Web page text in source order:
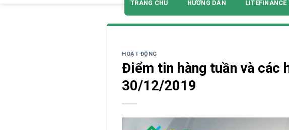
TRANG CHỦ HƯỚNG DẪN LITEFINANCE
HOẠT ĐỘNG
Điểm tin hàng tuần và các
30/12/2019